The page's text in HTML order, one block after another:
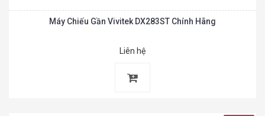
Máy Chiếu Gần Vivitek DX283ST Chính Hãng
Liên hệ